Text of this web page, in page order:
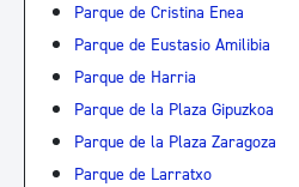
Parque de Cristina Enea
Parque de Eustasio Amilibia
Parque de Harria
Parque de la Plaza Gipuzkoa
Parque de la Plaza Zaragoza
Parque de Larratxo